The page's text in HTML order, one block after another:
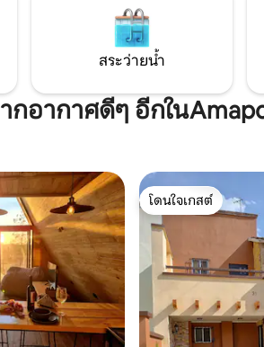
สระว่ายน้ำ
อากาศดีๆ อีกใน
โดนใจเกสต์
โดนใจเกสต์